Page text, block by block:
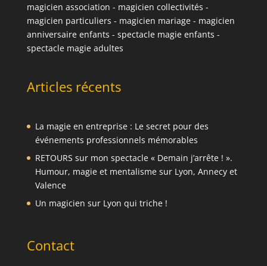
magicien association - magicien collectivités -
magicien particuliers - magicien mariage- magicien
anniversaire enfants - spectacle magie enfants -
spectacle magie adultes
Articles récents
La magie en entreprise : Le secret pour des
événements professionnels mémorables
RETOURS sur mon spectacle « Demain j’arrête ! ».
Humour, magie et mentalisme sur Lyon, Annecy et
Valence
Un magicien sur Lyon qui triche !
Contact